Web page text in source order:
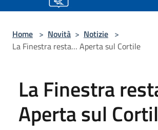
Home > Novità > Notizie >
La Finestra resta… Aperta sul Cortile
La Finestra
Aperta sul